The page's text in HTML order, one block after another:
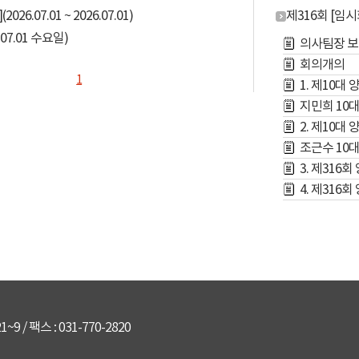
~ 2026.07.01)
수요일)
1
제316회 [임
의사팀장
회의개의
1. 제10대
지민희 10
2. 제10대
조근수 10
3. 제316회
4. 제316회
/ 팩스 : 031-770-2820